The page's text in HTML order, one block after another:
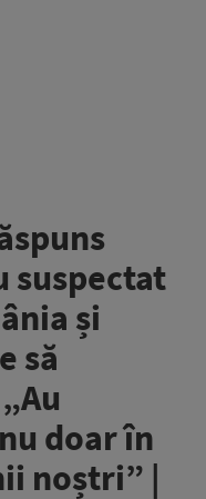
suspectat
și
să
doar în
noștri” |